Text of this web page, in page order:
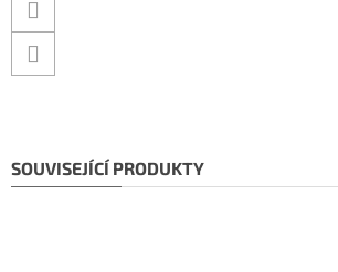
SOUVISEJÍCÍ PRODUKTY